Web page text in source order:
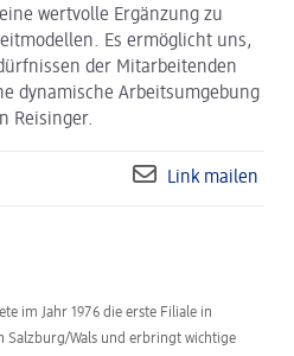
wertvolle Ergänzung zu
Es ermöglicht uns,
der Mitarbeitenden
dynamische Arbeitsumgebung
Reisinger.
Link mailen
im Jahr 1976 die erste Filiale in
Salzburg/Wals und erbringt wichtige